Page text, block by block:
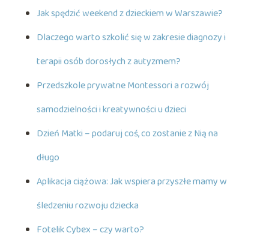
Jak spędzić weekend z dzieckiem w Warszawie?
Dlaczego warto szkolić się w zakresie diagnozy i
terapii osób dorosłych z autyzmem?
Przedszkole prywatne Montessori a rozwój
samodzielności i kreatywności u dzieci
Dzień Matki – podaruj coś, co zostanie z Nią na
długo
Aplikacja ciążowa: Jak wspiera przyszłe mamy w
śledzeniu rozwoju dziecka
Fotelik Cybex – czy warto?